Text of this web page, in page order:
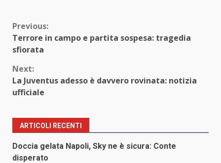
Continue
Reading
Previous:
Terrore in campo e partita sospesa: tragedia
sfiorata
Next:
La Juventus adesso è davvero rovinata: notizia
ufficiale
ARTICOLI RECENTI
Doccia gelata Napoli, Sky ne è sicura: Conte
disperato